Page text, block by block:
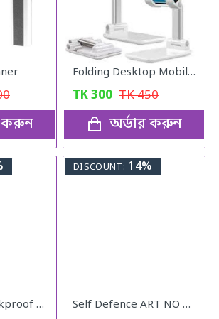
করুন
Folding Desktop Mobile Phone Stand
TK300 TK450
অর্ডার করুন
Universal Shockproof Foot Pads (4pcs)
DISCOUNT: 14%
Self Defence ART NO 801